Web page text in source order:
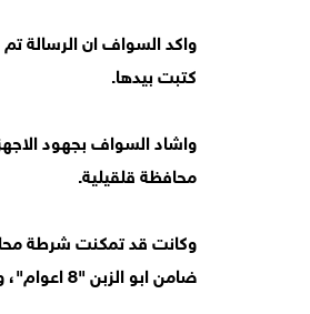
واكد السواف ان الرسالة
كتبت بيدها.
واشاد السواف بجهود
محافظة قلقيلية.
ضامن ابو الزبن "8 اعوام"، والذي عثر على جثته اول امس ملقاه في احدى احياء مدينة قلقيلية.